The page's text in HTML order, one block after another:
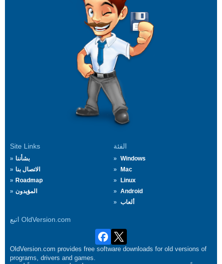
Site Links
بشأننا
الاتصال بنا
Roadmap
المؤيدون
الفئة
Windows
Mac
Linux
Android
ألعاب
اتبع OldVersion.com
OldVersion.com provides free software downloads for old versions of
programs, drivers and games.